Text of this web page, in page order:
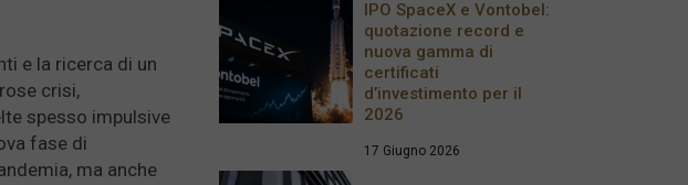
e la ricerca di un
crisi,
spesso impulsive
fase di
ma anche
IPO SpaceX e Vontobel:
quotazione record e
nuova gamma di
certificati
d’investimento per il
2026
17 Giugno 2026